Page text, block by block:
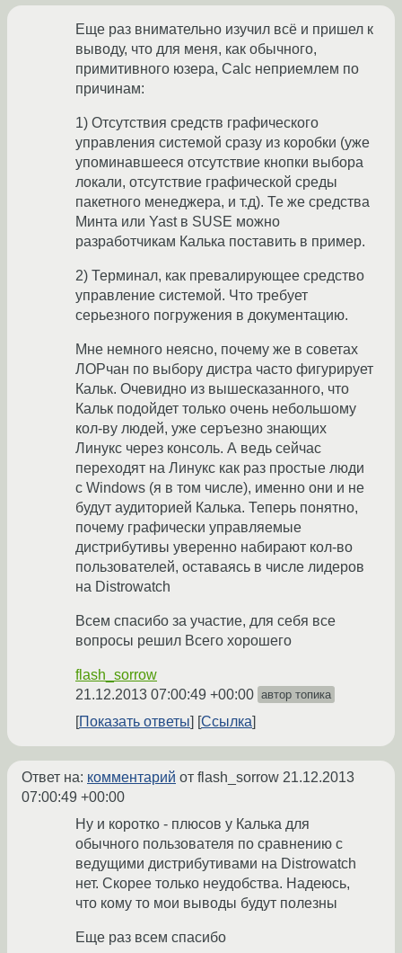
Еще раз внимательно изучил всё и пришел к
выводу, что для меня, как обычного,
примитивного юзера, Calc неприемлем по
причинам:
1) Отсутствия средств графического
управления системой сразу из коробки (уже
упоминавшееся отсутствие кнопки выбора
локали, отсутствие графической среды
пакетного менеджера, и т.д). Те же средства
Минта или Yast в SUSE можно
разработчикам Калька поставить в пример.
2) Терминал, как превалирующее средство
управление системой. Что требует
серьезного погружения в документацию.
Мне немного неясно, почему же в советах
ЛОРчан по выбору дистра часто фигурирует
Кальк. Очевидно из вышесказанного, что
Кальк подойдет только очень небольшому
кол-ву людей, уже серъезно знающих
Линукс через консоль. А ведь сейчас
переходят на Линукс как раз простые люди
с Windows (я в том числе), именно они и не
будут аудиторией Калька. Теперь понятно,
почему графически управляемые
дистрибутивы уверенно набирают кол-во
пользователей, оставаясь в числе лидеров
на Distrowatch
Всем спасибо за участие, для себя все
вопросы решил Всего хорошего
flash_sorrow
21.12.2013 07:00:49 +00:00 автор топика
Показать ответы Ссылка
Ответ на: комментарий от flash_sorrow 21.12.2013
07:00:49 +00:00
Ну и коротко - плюсов у Калька для
обычного пользователя по сравнению с
ведущими дистрибутивами на Distrowatch
нет. Скорее только неудобства. Надеюсь,
что кому то мои выводы будут полезны
Еще раз всем спасибо